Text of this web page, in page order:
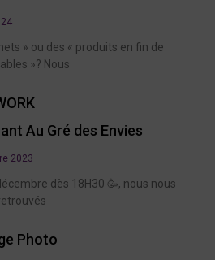
» ou des « produits en fin de
»? Nous
Au Gré des Envies
2023
dès 18H30 🥳, nous nous
Photo